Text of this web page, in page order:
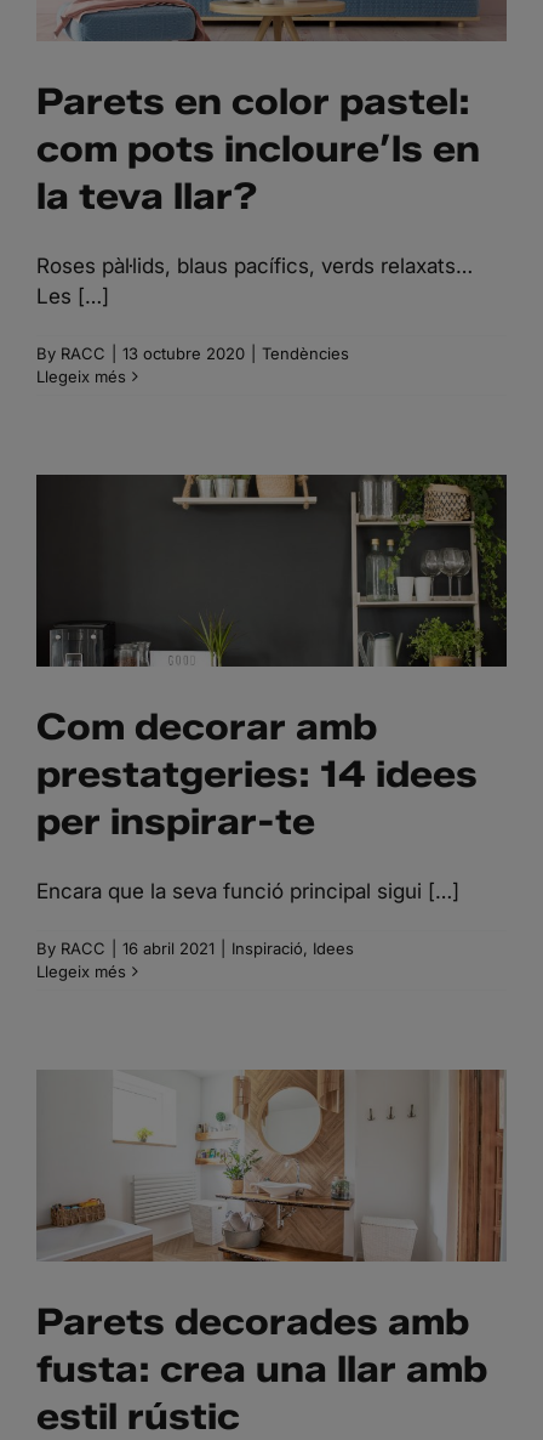
LLAR?
Parets en color pastel:
com pots incloure’ls en
la teva llar?
Roses pàl·lids, blaus pacífics, verds relaxats…
Les […]
By RACC 13 octubre 2020
Tendències
Llegeix més
COM DECORAR AMB
PRESTATGERIES: 14
IDEES PER INSPIRAR-TE
Com decorar amb
prestatgeries: 14 idees
per inspirar-te
Encara que la seva funció principal sigui […]
By RACC 16 abril 2021 Inspiració, Idees
Llegeix més
PARETS DECORADES
AMB FUSTA: CREA UNA
LLAR AMB ESTIL RÚSTIC
Parets decorades amb
fusta: crea una llar amb
estil rústic